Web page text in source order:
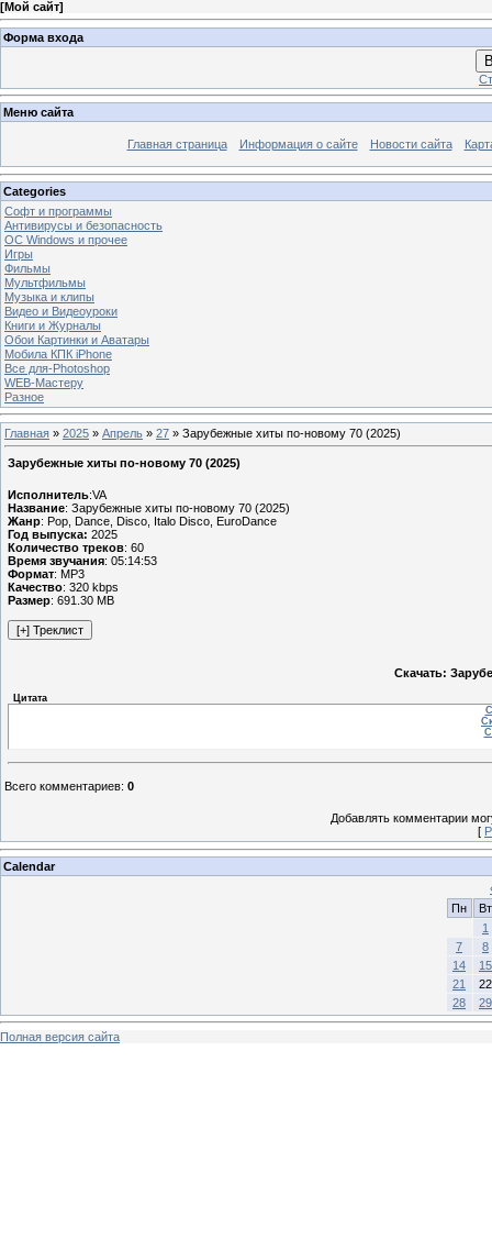
[Мой сайт]
Форма входа
Меню сайта
Главная страница Информация о сайте Новости сайта
Categories
Софт и программы
Антивирусы и безопасность
OC Windows и прочее
Игры
Фильмы
Мультфильмы
Музыка и клипы
Видео и Видеоуроки
Книги и Журналы
Обои Картинки и Аватары
Мобила КПК iPhone
Все для-Photoshop
WEB-Мастеру
Разное
Главная » 2025 » Апрель » 27 » Зарубежные хиты по-новому 70 (2025)
Зарубежные хиты по-новому 70 (2025)
Исполнитель:VA
Название: Зарубежные хиты по-новому 70 (2025)
Жанр: Pop, Dance, Disco, Italo Disco, EuroDance
Год выпуска: 2025
Количество треков: 60
Время звучания: 05:14:53
Формат: MP3
Качество: 320 kbps
Размер: 691.30 MB
Скачать:
Цитата
Всего комментариев: 0
Добавлять комментарии
[
Calendar
Пн
Вт
1
7
8
14
15
21
22
28
29
Полная версия сайта